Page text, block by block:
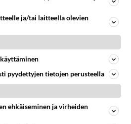
tämän kun koodia
tullut Kokeileppas
0 1060
1/1
ja/tai laitteella olevien
pyydettyjen tietojen perusteella
ehkäiseminen ja virheiden